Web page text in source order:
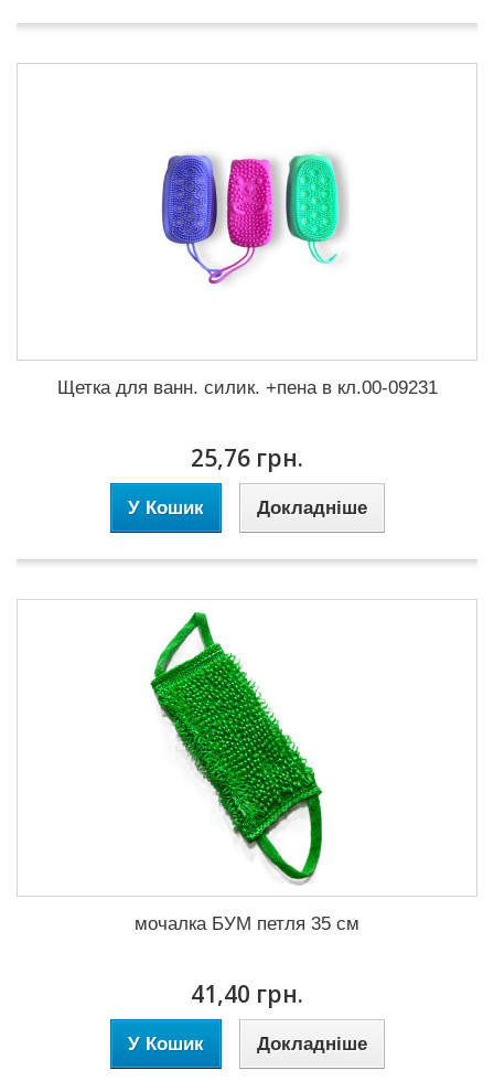
Щетка для ванн. силик. +пена в кл.00-09231
25,76 грн.
У Кошик Докладніше
мочалка БУМ петля 35 см
41,40 грн.
У Кошик Докладніше